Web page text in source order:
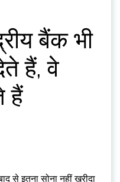
बैंक भी
हैं, वे
हैं
से इतना सोना नहीं खरीदा